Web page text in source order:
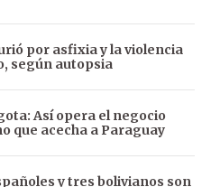
por asfixia y la violencia
según autopsia
Así opera el negocio
que acecha a Paraguay
y tres bolivianos son